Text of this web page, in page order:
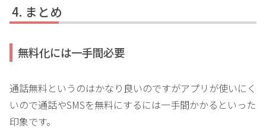
まとめ
無料化には一手間必要
通話無料というのはかなり良いのですがアプリが使いにく
いので通話やSMSを無料にするには一手間かかるといった
印象です。